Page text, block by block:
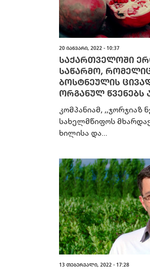
20 ᲘᲐᲜᲕᲐᲠᲘ, 2022 - 10:37
ᲡᲐᲥᲐᲠᲗᲕᲔᲚᲝᲨᲘ
ᲡᲐᲬᲐᲠᲛᲝ,
ᲑᲝᲡᲢᲜᲔᲣᲚᲘᲡ
ᲝᲠᲒᲐᲜᲣᲚ ᲬᲕᲔᲜᲔᲑᲡ
კომპანიამ, ,,ჯორჯიაზ
სახელმწიფოს
ხილისა და...
13 ᲗᲔᲑᲔᲠᲕᲐᲚᲘ, 2022 - 17:28